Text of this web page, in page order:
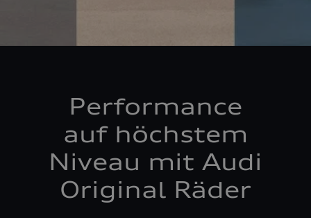
Performance
auf höchstem
Niveau mit Audi
Original Räder